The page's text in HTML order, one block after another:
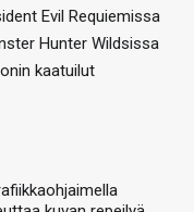
Evil Requiemissa
Hunter Wildsissa
kaatuilut